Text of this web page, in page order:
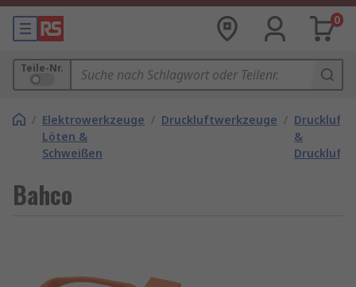
0
Teile-Nr.
/ Elektrowerkzeuge
Löten &
Schweißen
/ Druckluftwerkzeuge /
&
Bahco